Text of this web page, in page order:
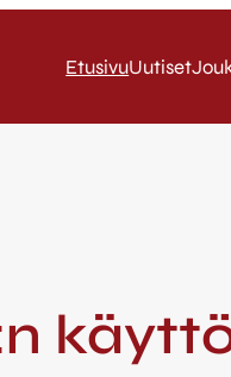
EtusivuUutiset